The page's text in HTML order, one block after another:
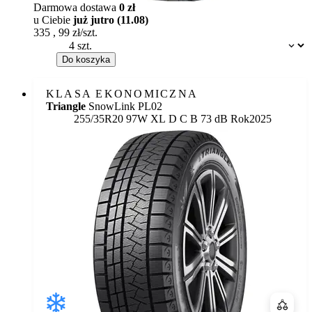
Dostępność:
Darmowa dostawa 0 zł
u Ciebie już jutro (11.08)
335 , 99 zł/szt.
Do koszyka
KLASA EKONOMICZNA
Triangle SnowLink PL02
255/35R20 97W XL Etykieta:
D C B 73 dB Rok2025